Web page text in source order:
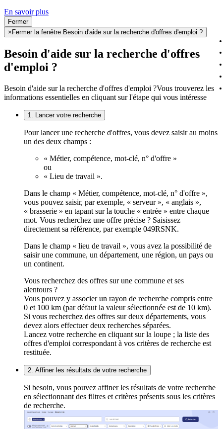
En savoir plus
Fermer
× Fermer la fenêtre Besoin d'aide sur la recherche d'offres d'emploi ?
Besoin d'aide sur la recherche d'offres
d'emploi ?
Besoin d'aide sur la recherche d'offres d'emploi ?Vous trouverez les
informations essentielles en cliquant sur l'étape qui vous intéresse
1. Lancer votre recherche
Pour lancer une recherche d'offres, vous devez saisir au moins
un des deux champs :
« Métier, compétence, mot-clé, n° d'offre »
ou
« Lieu de travail ».
Dans le champ « Métier, compétence, mot-clé, n° d'offre »,
vous pouvez saisir, par exemple, « serveur », « anglais »,
« brasserie » en tapant sur la touche « entrée » entre chaque
mot. Vous recherchez une offre précise ? Saisissez
directement sa référence, par exemple 049RSNK.
Dans le champ « lieu de travail », vous avez la possibilité de
saisir une commune, un département, une région, un pays ou
un continent.
Vous recherchez des offres sur une commune et ses
alentours ?
Vous pouvez y associer un rayon de recherche compris entre
0 et 100 km (par défaut la valeur sélectionnée est de 10 km).
Si vous recherchez des offres sur deux départements, vous
devez alors effectuer deux recherches séparées.
Lancez votre recherche en cliquant sur la loupe ; la liste des
offres d'emploi correspondant à vos critères de recherche est
restituée.
2. Affiner les résultats de votre recherche
Si besoin, vous pouvez affiner les résultats de votre recherche
en sélectionnant des filtres et critères présents sous les critères
de recherche.